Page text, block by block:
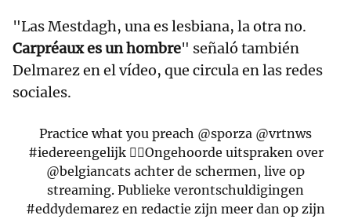
"Las Mestdagh, una es lesbiana, la otra no.
Carpréaux es un hombre" señaló también
Delmarez en el vídeo, que circula en las redes
sociales.
Practice what you preach @sporza @vrtnws
#iedereengelijk🏳️‍🌈Ongehoorde uitspraken over
@belgiancats achter de schermen, live op
streaming. Publieke verontschuldigingen
#eddydemarez en redactie zijn meer dan op zijn